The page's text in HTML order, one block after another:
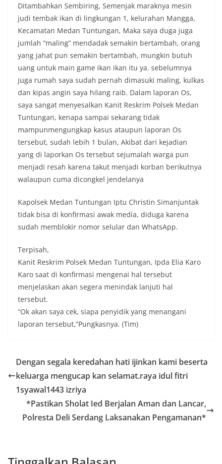
keamanan, ketertiban, dan kekompakan
lingkungan, khususnya dalam menyambut
momentum bersejarah HUT Kemerdekaan
Republik Indonesia.‎Kegiatan sambang ini
rencananya akan terus dilaksanakan secara rutin
oleh Bhabinkamtibmas di wilayah Kelurahan
Sunggal sebagai bagian dari upaya menciptakan
situasi Kamtibmas yang aman dan kondusif,
sekaligus menumbuhkan semangat nasionalisme
warga dalam menyambut Hari Kemerdekaan RI.
Bhabinkamtibmas Polsek Medan Sunggal
Sambangi Warga Kelurahan Sunggal, Ingatkan
Pemasangan Bendera Merah Putih Jelang HUT
Kemerdekaan RI‎‎Medan, 5 Agustus 2026 — Dalam
rangka menyambut Hari Ulang Tahun
Kemerdekaan Republik Indonesia yang ke-81,
Bhabinkamtibmas Kelurahan Sunggal, Aiptu
Muliyadi Suraukur, melaksanakan kegiatan
sambang Door to Door System (DDS) kepada
Medan Sunggal, pada Rabu (05/08/2026).‎‎Kegiatan
tersebut berlangsung sejak pukul 09.00 WIB
hingga selesai, menyasar rumah-rumah warga di
beberapa lingkungan yang ada di kelurahan
Warga‎Dalam kegiatan ini, Aiptu Muliyadi
Suraukur mendatangi warga secara langsung dari
rumah ke rumah untuk menjalin silaturahmi
sekaligus menyampaikan pesan-pesan
kamtibmas. Kehadiran petugas disambut baik
oleh warga, yang sebagian besar tengah bersiap
menyambut momentum HUT Kemerdekaan RI
dengan berbagai persiapan di lingkungan
lingkungan tempat tinggal, serta membuka ruang
komunikasi dua arah agar warga dapat
menyampaikan keluhan maupun informasi terkait
situasi kamtibmas di sekitar mereka.‎‎‎Salah satu
poin utama yang disampaikan dalam kegiatan
sambang ini adalah imbauan kepada warga untuk
memasang bendera Merah Putih secara penuh,
Petugas mengingatkan bahwa pemasangan
Ditambahkan Sembiring, Semenjak maraknya mesin
judi tembak ikan di lingkungan 1, kelurahan Mangga,
Kecamatan Medan Tuntungan, Maka saya duga juga
jumlah “maling” mendadak semakin bertambah, orang
yang jahat pun semakin bertambah, mungkin butuh
uang untuk main game ikan ikan itu ya. sebelumnya
juga rumah saya sudah pernah dimasuki maling, kulkas
dan kipas angin saya hilang raib. Dalam laporan Os,
saya sangat menyesalkan Kanit Reskrim Polsek Medan
Tuntungan, kenapa sampai sekarang tidak
mampunmengungkap kasus ataupun laporan Os
tersebut, sudah lebih 1 bulan, Akibat dari kejadian
yang di laporkan Os tersebut sejumalah warga pun
menjadi resah karena takut menjadi korban berikutnya
walaupun cuma dicongkel jendelanya
Kapolsek Medan Tuntungan Iptu Christin Simanjuntak
tidak bisa di konfirmasi awak media, diduga karena
sudah memblokir nomor selular dan WhatsApp.
Terpisah,
Kanit Reskrim Polsek Medan Tuntungan, Ipda Elia Karo
Karo saat di konfirmasi mengenai hal tersebut
menjelaskan akan segera menindak lanjuti hal
tersebut.
“Ok akan saya cek, siapa penyidik yang menangani
laporan tersebut,”Pungkasnya. (Tim)
Dengan segala keredahan hati ijinkan kami beserta
keluarga mengucap kan selamat.raya idul fitri
1syawal1443 izriya
*Pastikan Sholat Ied Berjalan Aman dan Lancar,
Polresta Deli Serdang Laksanakan Pengamanan*